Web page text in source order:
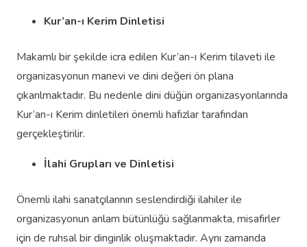
Kur’an-ı Kerim Dinletisi
Makamlı bir şekilde icra edilen Kur’an-ı Kerim tilaveti ile
organizasyonun manevi ve dini değeri ön plana
çıkarılmaktadır. Bu nedenle dini düğün organizasyonlarında
Kur’an-ı Kerim dinletileri önemli hafızlar tarafından
gerçekleştirilir.
İlahi Grupları ve Dinletisi
Önemli ilahi sanatçılarının seslendirdiği ilahiler ile
organizasyonun anlam bütünlüğü sağlanmakta, misafirler
için de ruhsal bir dinginlik oluşmaktadır. Aynı zamanda